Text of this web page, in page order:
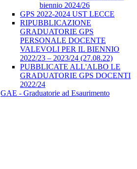
biennio 2024/26
GPS 2022-2024 UST LECCE
RIPUBBLICAZIONE
GRADUATORIE GPS
PERSONALE DOCENTE
VALEVOLI PER IL BIENNIO
2022/23 – 2023/24 (27.08.22)
PUBBLICATE ALL'ALBO LE
GRADUATORIE GPS DOCENTI
2022/24
GAE - Graduatorie ad Esaurimento